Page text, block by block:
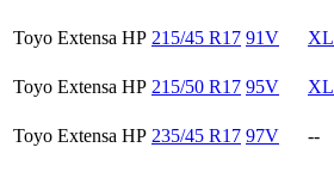
Toyo Extensa HP 215/45 R17 91V XL
Toyo Extensa HP 215/50 R17 95V XL
Toyo Extensa HP 235/45 R17 97V --